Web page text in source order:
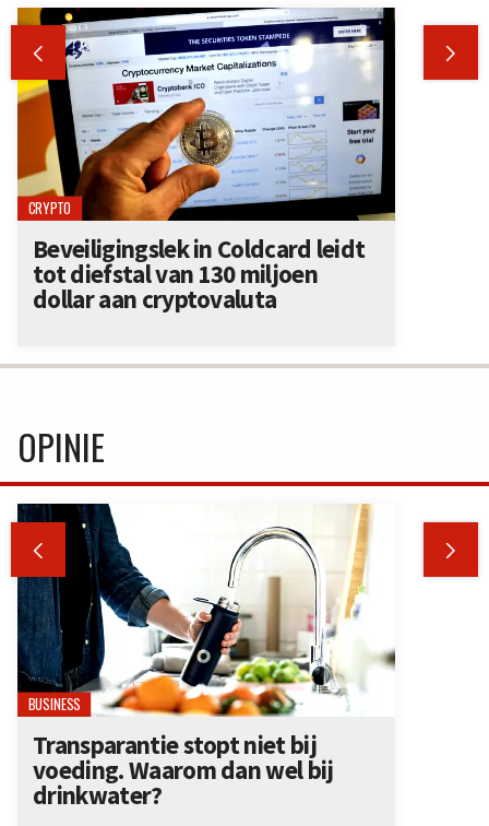
 
CRYPTO
Beveiligingslek in Coldcard leidt
tot diefstal van 130 miljoen
dollar aan cryptovaluta
OPINIE
 
BUSINESS
Transparantie stopt niet bij
voeding. Waarom dan wel bij
drinkwater?